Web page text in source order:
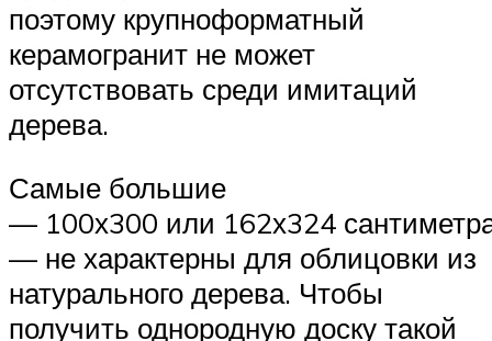
поэтому крупноформатный
керамогранит не может
отсутствовать среди имитаций
дерева.
Самые большие
— 100х300 или 162х324
— не характерны для облицовки из
натурального дерева. Чтобы
получить однородную доску такой